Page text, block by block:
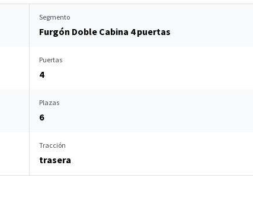
Segmento
Furgón Doble Cabina 4 puertas
Puertas
4
Plazas
6
Tracción
trasera